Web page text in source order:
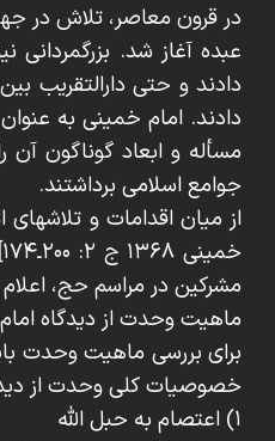
در قرون معاصر، تلاش در
عبده آغاز شد. بزرگمردانی
دادند و حتی دارالتقریب
دادند. امام خمینی به
مسأله و ابعاد گوناگون
جوامع اسلامی برداشتند.
از میان اقدامات و
مشرکین در مراسم حج،
ماهیت وحدت از دیدگاه
برای بررسی ماهیت وحدت
خصوصیات کلی وحدت از
۱) اعتصام به حبل الله